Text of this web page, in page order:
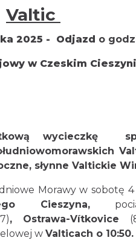
Valtic
2025 - Odjazd o
w Czeskim
wycieczkę
słynne Valtickie
Morawy w sobotę 4
Cieszyna,
, Ostrawa-Vítkovice
w Valticach o 10:50.